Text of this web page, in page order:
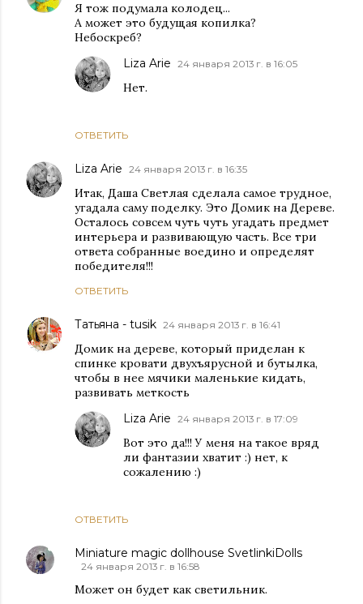
Я тож подумала колодец...
А может это будущая копилка?
Небоскреб?
ОТВЕТИТЬ
Liza Arie 24 января 2013 г. в 16:05
Нет.
Liza Arie 24 января 2013 г. в 16:35
Итак, Даша Светлая сделала самое трудное,
угадала саму поделку. Это Домик на Дереве.
Осталось совсем чуть чуть угадать предмет
интерьера и развивающую часть. Все три
ответа собранные воедино и определят
победителя!!!
ОТВЕТИТЬ
Татьяна - tusik 24 января 2013 г. в 16:41
Домик на дереве, который приделан к
спинке кровати двухъярусной и бутылка,
чтобы в нее мячики маленькие кидать,
развивать меткость
ОТВЕТИТЬ
Liza Arie 24 января 2013 г. в 17:09
Вот это да!!! У меня на такое вряд
ли фантазии хватит :) нет, к
сожалению :)
Miniature magic dollhouse SvetlinkiDolls
24 января 2013 г. в 16:58
Может он будет как светильник.